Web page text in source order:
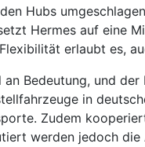
Hubs
Hermes auf eine
erlaubt es,
Bedeutung, und
in
Zudem
werden jedoch die